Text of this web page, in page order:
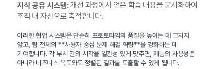
지식 공유 시스템:개선 과정에서 얻은 학습 내용을 문서화하여
조직 내 자산으로 축적합니다.
이러한 협업 시스템은 단순히 프로토타입의 품질을 높이는 데 그치지
않고, 팀 전체의 **사용자 중심 문제 해결 역량**을 강화하는 데
기여합니다. 각 부서 간의 시각을 일관성 있게 맞추면, 제품의 사용성뿐
아니라 비즈니스 목표와도 정렬된 결과를 도출할 수 있게 됩니다.